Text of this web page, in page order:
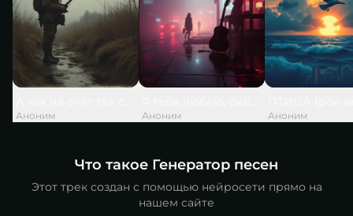
Аноним Аноним Аноним
Что такое Генератор песен
Этот трек создан с помощью нейросети прямо на
нашем сайте